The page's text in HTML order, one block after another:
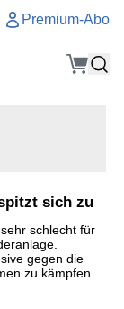
Premium-Abo
sich zu
schlecht für
gegen die
zu kämpfen